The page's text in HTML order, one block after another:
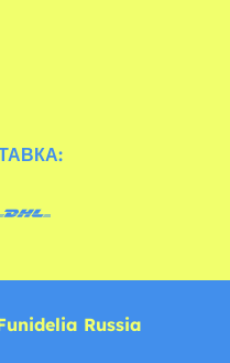
Russia